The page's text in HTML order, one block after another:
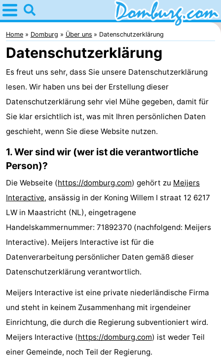
Home
Domburg
Tipps
Für
kindern
Webcam
Webcam
Strand
Übernachten
Appartements
-
Park
Loverendale
Résidence
Wijngaerde
Campingplätze
Ferienhäuser
Buitenhof
-
Home Domburg Über uns Datenschutzerklärung
Datenschutzerklärung
Es freut uns sehr, dass Sie unsere Datenschutzerklärung
lesen. Wir haben uns bei der Erstellung dieser
Datenschutzerklärung sehr viel Mühe gegeben, damit für
Sie klar ersichtlich ist, was mit Ihren persönlichen Daten
geschieht, wenn Sie diese Website nutzen.
1. Wer sind wir (wer ist die verantwortliche
Person)?
Die Webseite (https://domburg.com) gehört zu Meijers
Interactive, ansässig in der Koning Willem I straat 12 6217
LW in Maastricht (NL), eingetragene
Handelskammernummer: 71892370 (nachfolgend: Meijers
Interactive). Meijers Interactive ist für die
Datenverarbeitung persönlicher Daten gemäß dieser
Datenschutzerklärung verantwortlich.
Meijers Interactive ist eine private niederländische Firma
und steht in keinem Zusammenhang mit irgendeiner
Einrichtung, die durch die Regierung subventioniert wird.
Meijers Interactive (https://domburg.com) ist weder Teil
einer Gemeinde, noch Teil der Regierung.